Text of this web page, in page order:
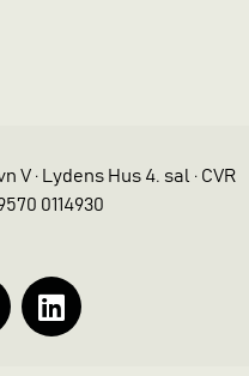
V · Lydens Hus 4. sal · CVR
0114930